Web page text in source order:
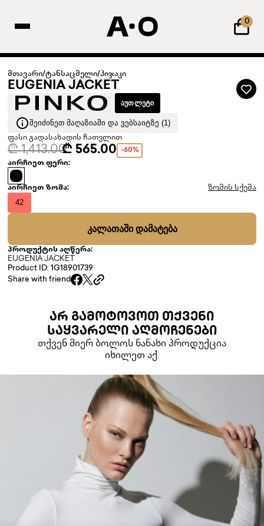
0
მთავარი/ტანსაცმელი/პიჯაკი
EUGENIA JACKET
ᲐᲣᲗᲚᲔᲢᲘ
ᲨᲔᲘᲫᲘᲜᲔᲗ ᲛᲐᲦᲐᲖᲘᲐᲨᲘ ᲓᲐ ᲕᲔᲑᲡᲐᲘᲢᲖᲔ (1)
ფასი გადასახადის ჩათვლით
₾ 1,413.00₾ 565.00 -60%
აირჩიეთ ფერი:
აირჩიეთ ზომა: ზომის სქემა
42
ᲙᲐᲚᲐᲗᲐᲨᲘ ᲓᲐᲛᲐᲢᲔᲑᲐ
პროდუქტის აღწერა:
EUGENIA JACKET
Product ID: 1G18901739
Share with friend
ᲐᲠ ᲒᲐᲛᲝᲢᲝᲕᲝᲗ ᲗᲥᲕᲔᲜᲘ
ᲡᲐᲧᲕᲐᲠᲔᲚᲘ ᲐᲦᲛᲝᲩᲔᲜᲔᲑᲘ
თქვენ მიერ ბოლოს ნანახი პროდუქცია
იხილეთ აქ.